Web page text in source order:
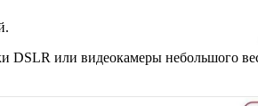
DSLR или видеокамеры небольшого